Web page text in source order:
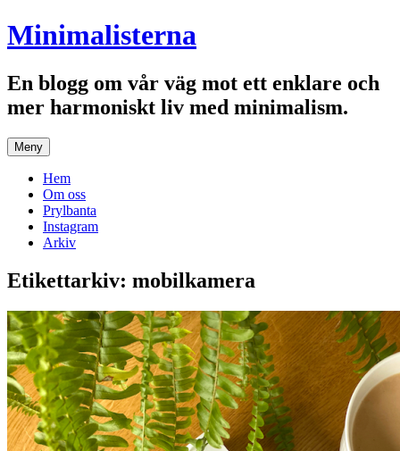
Hoppa
till
Minimalisterna
En blogg om vår väg mot ett enklare och
mer harmoniskt liv med minimalism.
Meny
Hem
Om oss
Prylbanta
Instagram
Arkiv
Etikettarkiv: mobilkamera